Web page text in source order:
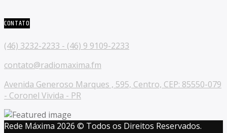
CONTATO
(46) 3232-2233 - (46) 9 9109-2233
contato@radiomaxima.fm
Avenida Generoso Marques , 595, Centro, CEP: 85550-079
- Coronel Vivida - PR
Rede Máxima 2026 © Todos os Direitos Reservados.